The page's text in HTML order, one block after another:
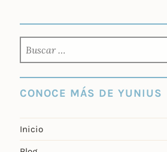
CONOCE MÁS DE YUNIUS
Inicio